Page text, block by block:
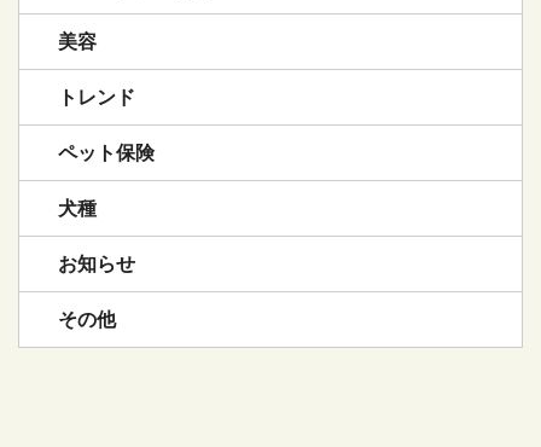
美容
トレンド
ペット保険
犬種
お知らせ
その他